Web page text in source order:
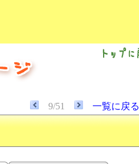
9/51 一覧に戻る